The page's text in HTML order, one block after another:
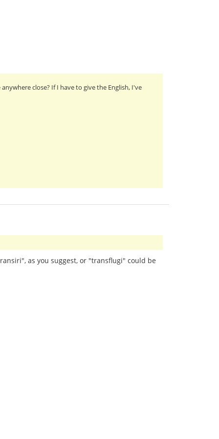
close? If I have to give the English, I've
as you suggest, or "transflugi" could be